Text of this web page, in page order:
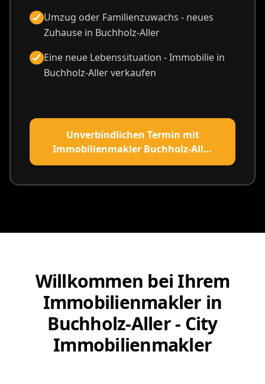
Umzug oder Familienzuwachs - neues
Zuhause in Buchholz-Aller
Eine neue Lebenssituation - Immobilie in
Buchholz-Aller verkaufen
Unverbindlichen Termin mit
Immobilienmakler Buchholz-Aller
vereinbaren
Willkommen bei Ihrem
Immobilienmakler in
Buchholz-Aller - City
Immobilienmakler